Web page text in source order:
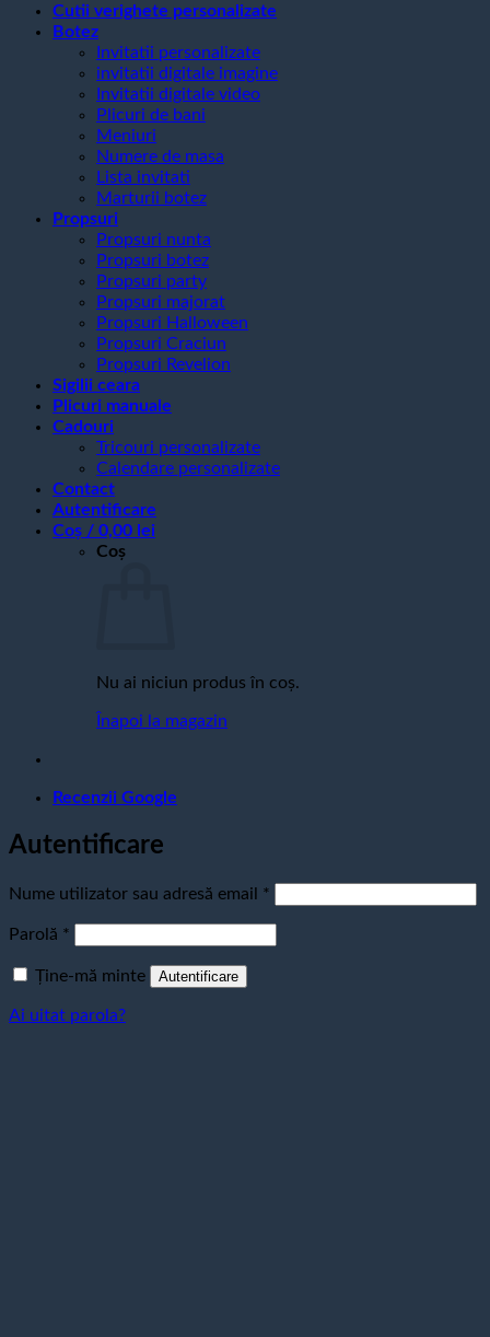
Cutii verighete personalizate
Botez
Invitatii personalizate
invitatii digitale imagine
Invitatii digitale video
Plicuri de bani
Meniuri
Numere de masa
Lista invitati
Marturii botez
Propsuri
Propsuri nunta
Propsuri botez
Propsuri party
Propsuri majorat
Propsuri Halloween
Propsuri Craciun
Propsuri Revelion
Sigilii ceara
Plicuri manuale
Cadouri
Tricouri personalizate
Calendare personalizate
Contact
Autentificare
Coș / 0,00 lei
Coș
Nu ai niciun produs în coș.
Înapoi la magazin
Recenzii Google
Autentificare
Nume utilizator sau adresă email *
Parolă *
Ține-mă minte Autentificare
Ai uitat parola?